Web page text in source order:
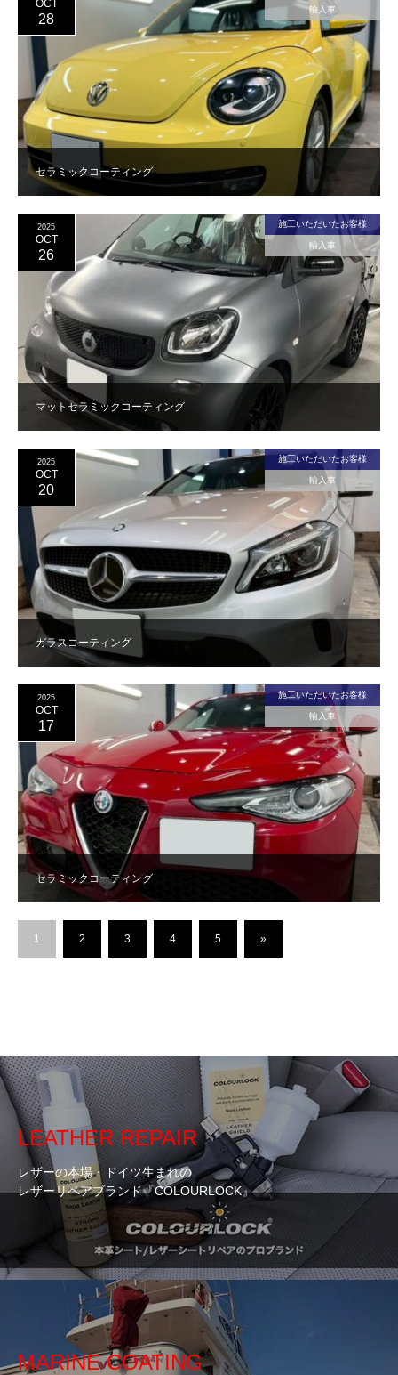
セラミックコーティング
OCT
28
輸入車
マットセラミックコーティング
2025
OCT
26
施工いただいたお客様
輸入車
ガラスコーティング
2025
OCT
20
施工いただいたお客様
輸入車
セラミックコーティング
2025
OCT
17
施工いただいたお客様
輸入車
1 2 3 4 5 »
LEATHER REPAIR
レザーの本場・ドイツ生まれの
レザーリペアブランド『COLOURLOCK』
MARINE COATING